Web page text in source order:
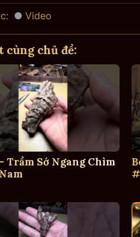
Video
cùng chủ đề:
Trầm Sớ Ngang Chìm